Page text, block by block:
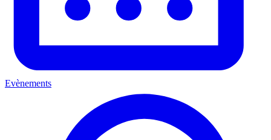
Evènements